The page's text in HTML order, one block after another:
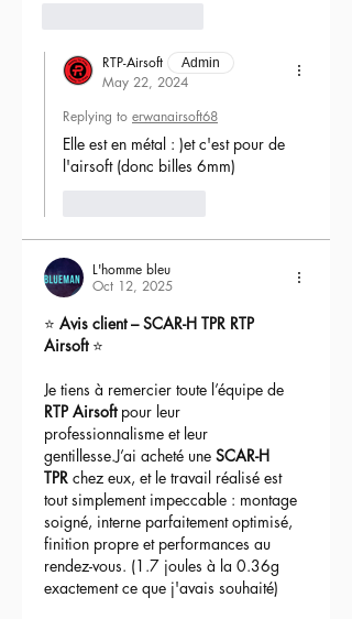
mobile) fait à l’atelier (lourde
modification du upper) sur les deux
- GBB AAP01 noire ou TAN interne
upgrade
- 4 chargeurs mid cap type pmag
softair, CNC, Solink, RTP)
- Bloc hop up retro arms x RTP
(légèrement modifié à l’atelier)
- 2 x Canon sur mesure 6.08mm RTP
importés du Japon
- Titan ou Aster bluetooth +
tacticker HPA Pulsar D avec Titan
bluetooth
Le tout assemblé et testé à 100% dans
notre atelier en France !
Unique et exclusif, proposé uniquement
à l'occasion de la sortie de la vidéo
de Ding. Durée limitée & code
Escouade-RTP inapplicable pendant la
durée de la promotion : )
RTP-Airsoft Admin
May 22, 2024
Replying to erwanairsoft68
Elle est en métal : )et c'est pour de
l'airsoft (donc billes 6mm)
L'homme bleu
Oct 12, 2025
⭐ Avis client – SCAR-H TPR RTP
Airsoft ⭐
Je tiens à remercier toute l’équipe de
RTP Airsoft pour leur
professionnalisme et leur
gentillesse.J’ai acheté une SCAR-H
TPR chez eux, et le travail réalisé est
tout simplement impeccable : montage
soigné, interne parfaitement optimisé,
finition propre et performances au
rendez-vous. (1.7 joules à la 0.36g
exactement ce que j'avais souhaité)